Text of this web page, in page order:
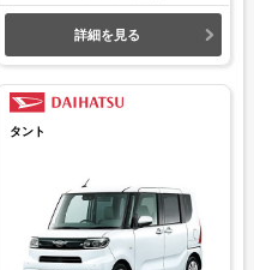
詳細を見る
タント